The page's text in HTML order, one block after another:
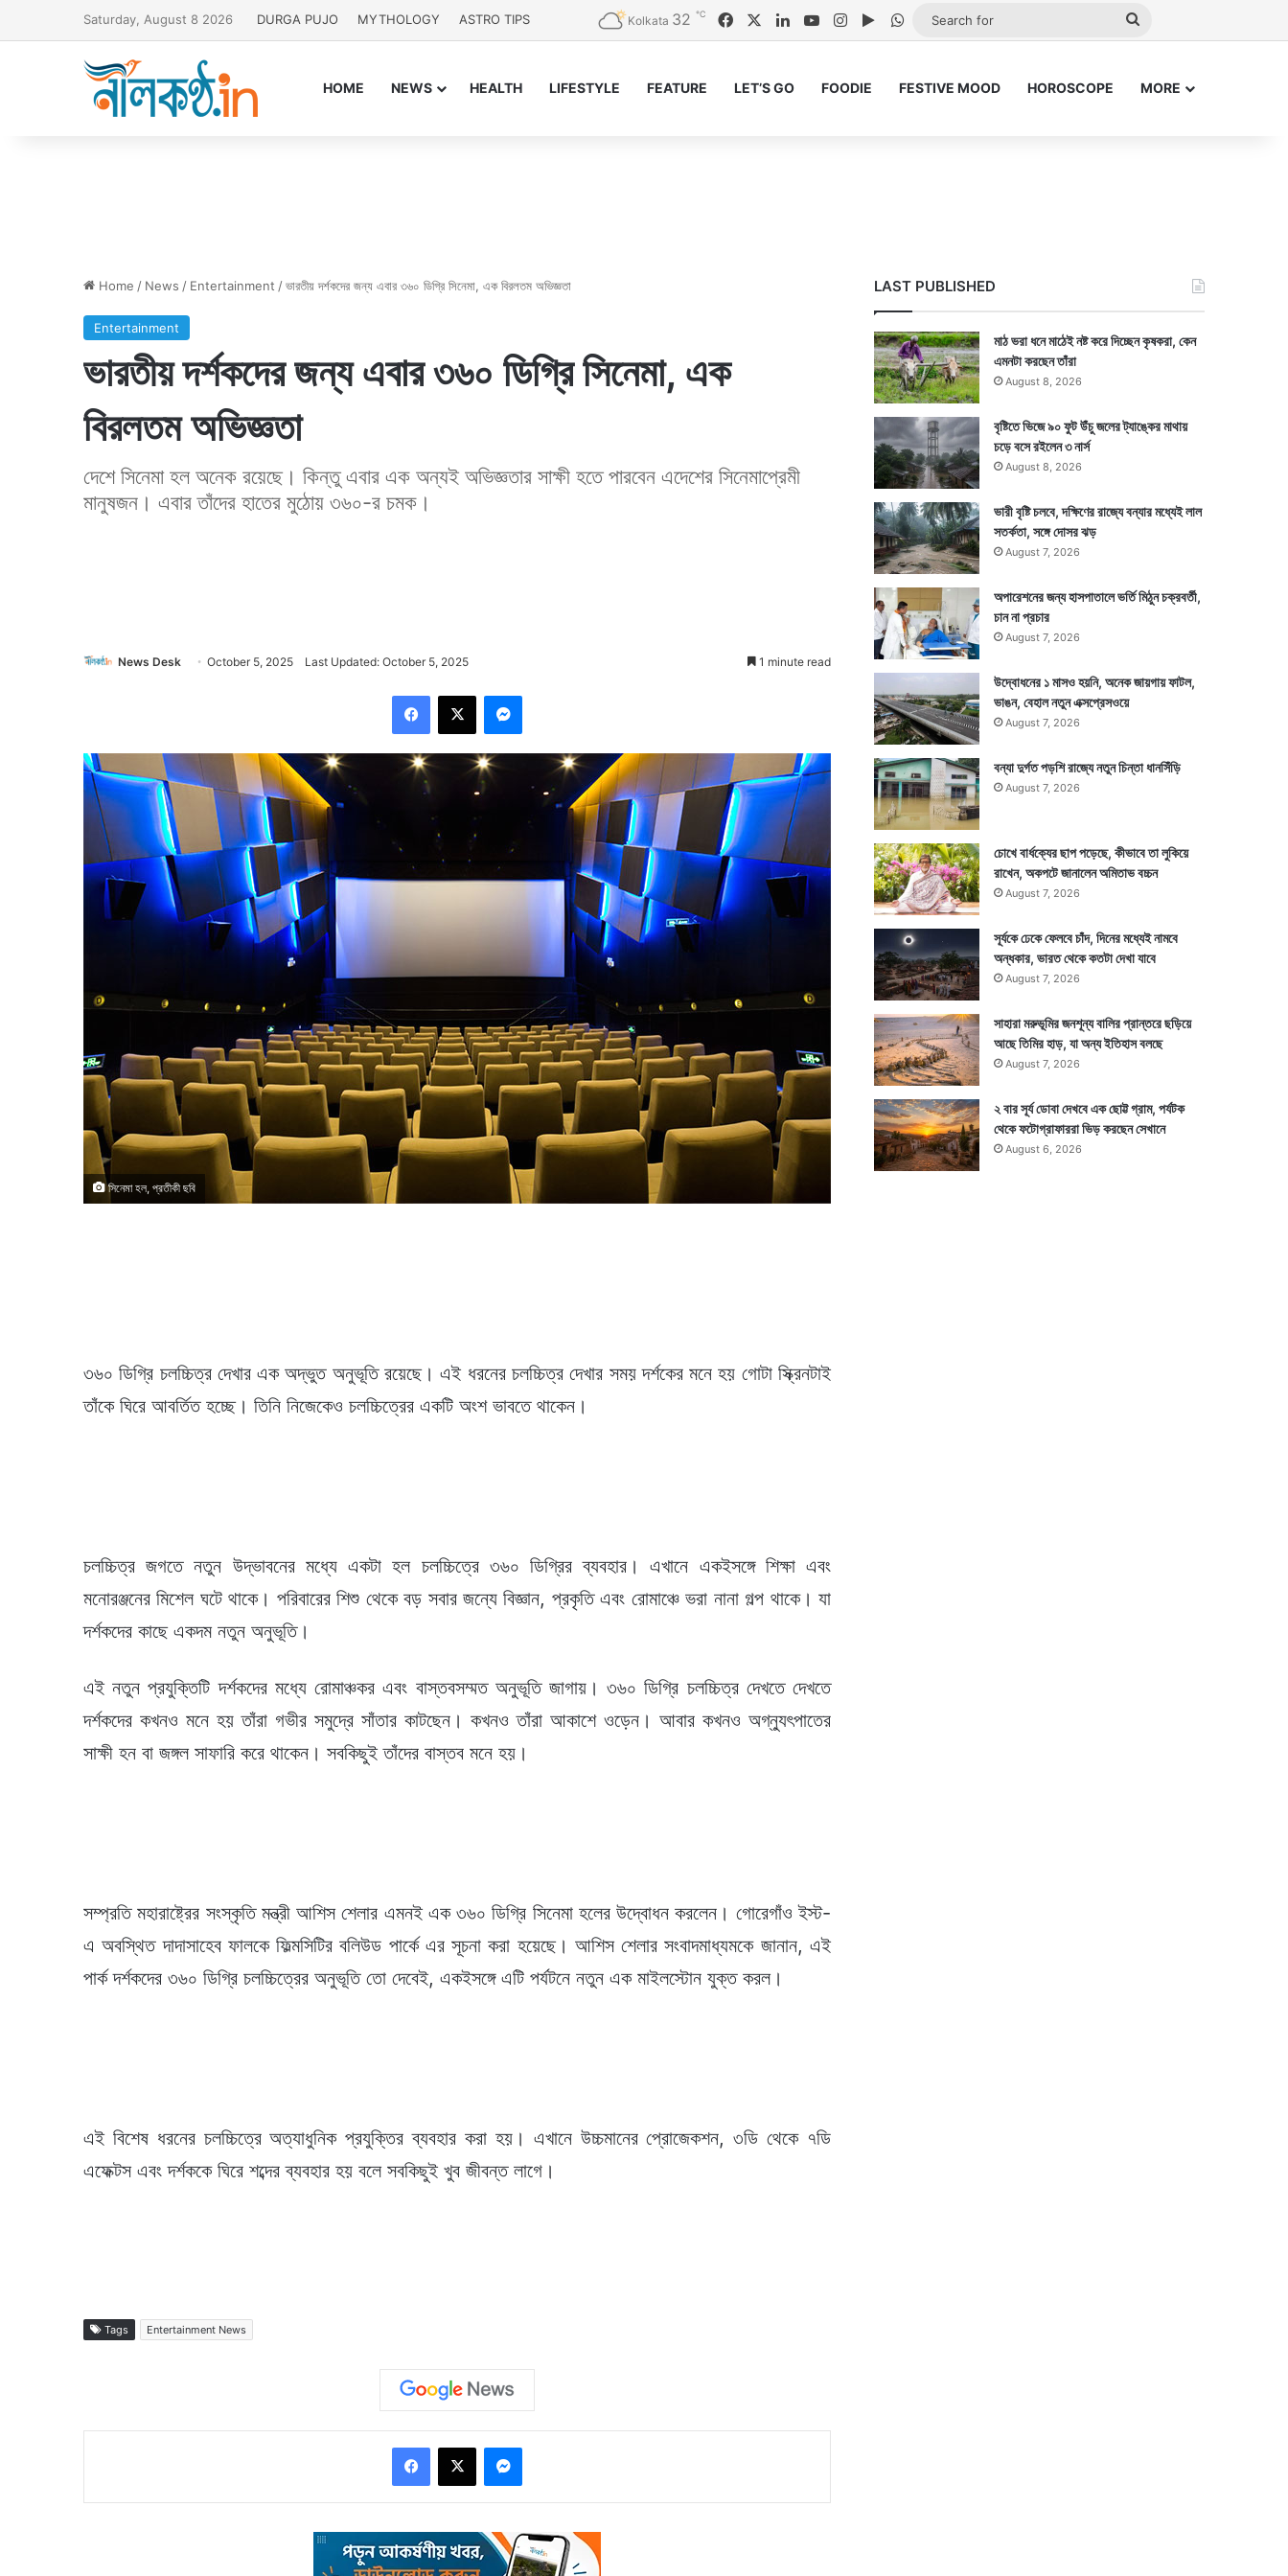
Saturday, August 8 2026 DURGA PUJO MYTHOLOGY ASTRO TIPS Kolkata 32 ℃ FacebookLinkedInYouTubeInstagramGoogle Play
WhatsApp
Search
HOME NEWS HEALTH LIFESTYLE FEATURE LET’S GO FOODIE FESTIVE MOOD HOROSCOPE MORE
Home / News / Entertainment /ভারতীয় দর্শকদের জন্য এবার ৩৬০ ডিগ্রি সিনেমা, এক বিরলতম অভিজ্ঞতা
Entertainment
ভারতীয় দর্শকদের জন্য এবার ৩৬০ ডিগ্রি সিনেমা, এক
বিরলতম অভিজ্ঞতা
দেশে সিনেমা হল অনেক রয়েছে। কিন্তু এবার এক অন্যই অভিজ্ঞতার সাক্ষী হতে পারবেন এদেশের সিনেমাপ্রেমী
মানুষজন। এবার তাঁদের হাতের মুঠোয় ৩৬০-র চমক।
News Desk October 5, 2025 Last Updated: October 5, 2025 1 minute read
সিনেমা হল, প্রতীকী ছবি
৩৬০ ডিগ্রি চলচ্চিত্র দেখার এক অদ্ভুত অনুভূতি রয়েছে। এই ধরনের চলচ্চিত্র দেখার সময় দর্শকের মনে হয় গোটা স্ক্রিনটাই
তাঁকে ঘিরে আবর্তিত হচ্ছে। তিনি নিজেকেও চলচ্চিত্রের একটি অংশ ভাবতে থাকেন।
চলচ্চিত্র জগতে নতুন উদ্ভাবনের মধ্যে একটা হল চলচ্চিত্রে ৩৬০ ডিগ্রির ব্যবহার। এখানে একইসঙ্গে শিক্ষা এবং
মনোরঞ্জনের মিশেল ঘটে থাকে। পরিবারের শিশু থেকে বড় সবার জন্যে বিজ্ঞান, প্রকৃতি এবং রোমাঞ্চে ভরা নানা গল্প থাকে। যা
দর্শকদের কাছে একদম নতুন অনুভূতি।
এই নতুন প্রযুক্তিটি দর্শকদের মধ্যে রোমাঞ্চকর এবং বাস্তবসম্মত অনুভূতি জাগায়। ৩৬০ ডিগ্রি চলচ্চিত্র দেখতে দেখতে
দর্শকদের কখনও মনে হয় তাঁরা গভীর সমুদ্রে সাঁতার কাটছেন। কখনও তাঁরা আকাশে ওড়েন। আবার কখনও অগ্ন্যুৎপাতের
সাক্ষী হন বা জঙ্গল সাফারি করে থাকেন। সবকিছুই তাঁদের বাস্তব মনে হয়।
সম্প্রতি মহারাষ্ট্রের সংস্কৃতি মন্ত্রী আশিস শেলার এমনই এক ৩৬০ ডিগ্রি সিনেমা হলের উদ্বোধন করলেন। গোরেগাঁও ইস্ট-
এ অবস্থিত দাদাসাহেব ফালকে ফিল্মসিটির বলিউড পার্কে এর সূচনা করা হয়েছে। আশিস শেলার সংবাদমাধ্যমকে জানান, এই
পার্ক দর্শকদের ৩৬০ ডিগ্রি চলচ্চিত্রের অনুভূতি তো দেবেই, একইসঙ্গে এটি পর্যটনে নতুন এক মাইলস্টোন যুক্ত করল।
এই বিশেষ ধরনের চলচ্চিত্রে অত্যাধুনিক প্রযুক্তির ব্যবহার করা হয়। এখানে উচ্চমানের প্রোজেকশন, ৩ডি থেকে ৭ডি
এফেক্টস এবং দর্শককে ঘিরে শব্দের ব্যবহার হয় বলে সবকিছুই খুব জীবন্ত লাগে।
Tags Entertainment News
LAST PUBLISHED
মাঠ ভরা ধনে মাঠেই নষ্ট করে দিচ্ছেন কৃষকরা, কেন
এমনটা করছেন তাঁরা
August 8, 2026
বৃষ্টিতে ভিজে ৯০ ফুট উঁচু জলের ট্যাঙ্কের মাথায়
চড়ে বসে রইলেন ৩ নার্স
August 8, 2026
ভারী বৃষ্টি চলবে, দক্ষিণের রাজ্যে বন্যার মধ্যেই লাল
সতর্কতা, সঙ্গে দোসর ঝড়
August 7, 2026
অপারেশনের জন্য হাসপাতালে ভর্তি মিঠুন চক্রবর্তী,
চান না প্রচার
August 7, 2026
উদ্বোধনের ১ মাসও হয়নি, অনেক জায়গায় ফাটল,
ভাঙন, বেহাল নতুন এক্সপ্রেসওয়ে
August 7, 2026
বন্যা দুর্গত পড়শি রাজ্যে নতুন চিন্তা ধানসিঁড়ি
August 7, 2026
চোখে বার্ধক্যের ছাপ পড়েছে, কীভাবে তা লুকিয়ে
রাখেন, অকপটে জানালেন অমিতাভ বচ্চন
August 7, 2026
সূর্যকে ঢেকে ফেলবে চাঁদ, দিনের মধ্যেই নামবে
অন্ধকার, ভারত থেকে কতটা দেখা যাবে
August 7, 2026
সাহারা মরুভূমির জনশূন্য বালির প্রান্তরে ছড়িয়ে
আছে তিমির হাড়, যা অন্য ইতিহাস বলছে
August 7, 2026
২ বার সূর্য ডোবা দেখবে এক ছোট্ট গ্রাম, পর্যটক
থেকে ফটোগ্রাফাররা ভিড় করছেন সেখানে
August 6, 2026